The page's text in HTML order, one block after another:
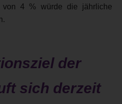
von 4 % würde die jährliche
der
sich derzeit